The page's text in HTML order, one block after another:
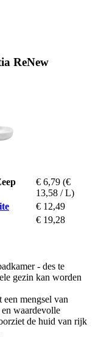
ReNew
€ 6,79 (€
13,58 / L)
€ 12,49
€ 19,28
- des te
gezin kan worden
mengsel van
waardevolle
de huid van rijk